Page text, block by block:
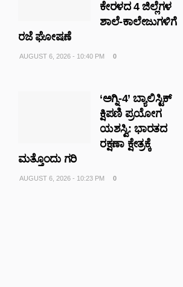
ಕೇರಳದ 4 ಜಿಲ್ಲೆಗಳ
ಶಾಲೆ-ಕಾಲೇಜುಗಳಿಗೆ
ರಜೆ ಘೋಷಣೆ
AUGUST 6, 2026 - 10:40 PM 0
‘ಅಗ್ನಿ-4’ ಬ್ಯಾಲಿಸ್ಟಿಕ್
ಕ್ಷಿಪಣಿ ಪ್ರಯೋಗ
ಯಶಸ್ವಿ: ಭಾರತದ
ರಕ್ಷಣಾ ಕ್ಷೇತ್ರಕ್ಕೆ
ಮತ್ತೊಂದು ಗರಿ
AUGUST 6, 2026 - 10:23 PM 0